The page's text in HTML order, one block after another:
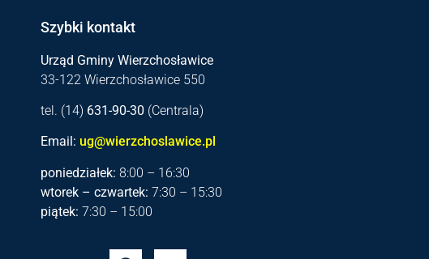
Szybki kontakt
Urząd Gminy Wierzchosławice
33-122 Wierzchosławice 550
tel. (14) 631-90-30 (Centrala)
Email: ug@wierzchoslawice.pl
poniedziałek: 8:00 – 16:30
wtorek – czwartek: 7:30 – 15:30
piątek: 7:30 – 15:00